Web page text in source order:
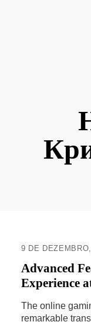
9 DE
Advanced
Experience
The online
remarkable